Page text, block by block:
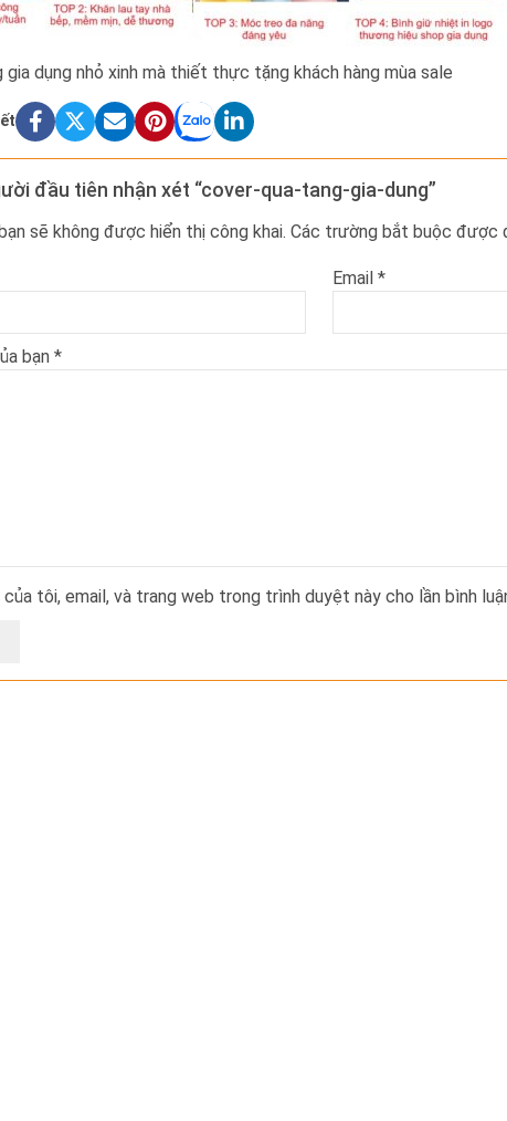
gia dụng nhỏ xinh mà thiết thực tặng khách hàng mùa sale
đầu tiên nhận xét “cover-qua-tang-gia-dung”
sẽ không được hiển thị công khai. Các trường bắt buộc được
Email *
bạn *
của tôi, email, và trang web trong trình duyệt này cho lần bình